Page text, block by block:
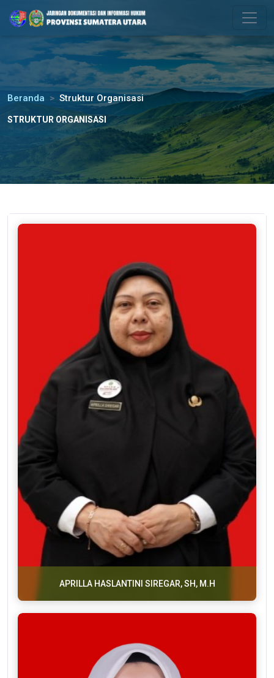
Please
note:
website
includes
an
accessibility
Beranda Struktur Organisasi
STRUKTUR ORGANISASI
APRILLA HASLANTINI SIREGAR, SH, M.H